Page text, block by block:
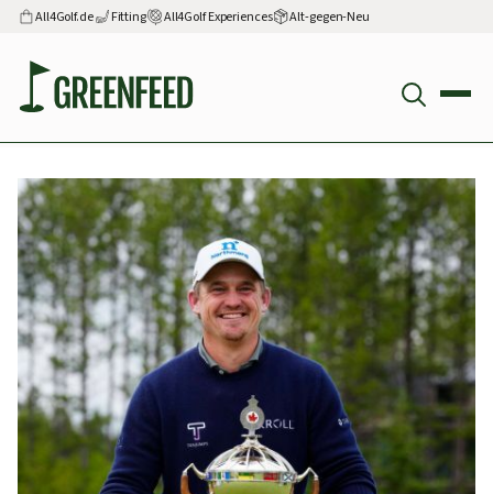
All4Golf.de Fitting All4Golf Experiences Alt-gegen-Neu